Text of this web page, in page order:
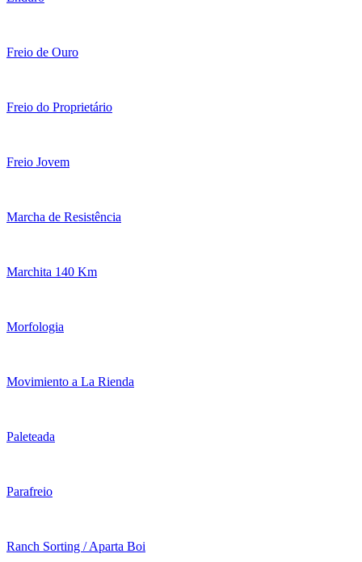
Freio de Ouro
Freio do Proprietário
Freio Jovem
Marcha de Resistência
Marchita 140 Km
Morfologia
Movimiento a La Rienda
Paleteada
Parafreio
Ranch Sorting / Aparta Boi